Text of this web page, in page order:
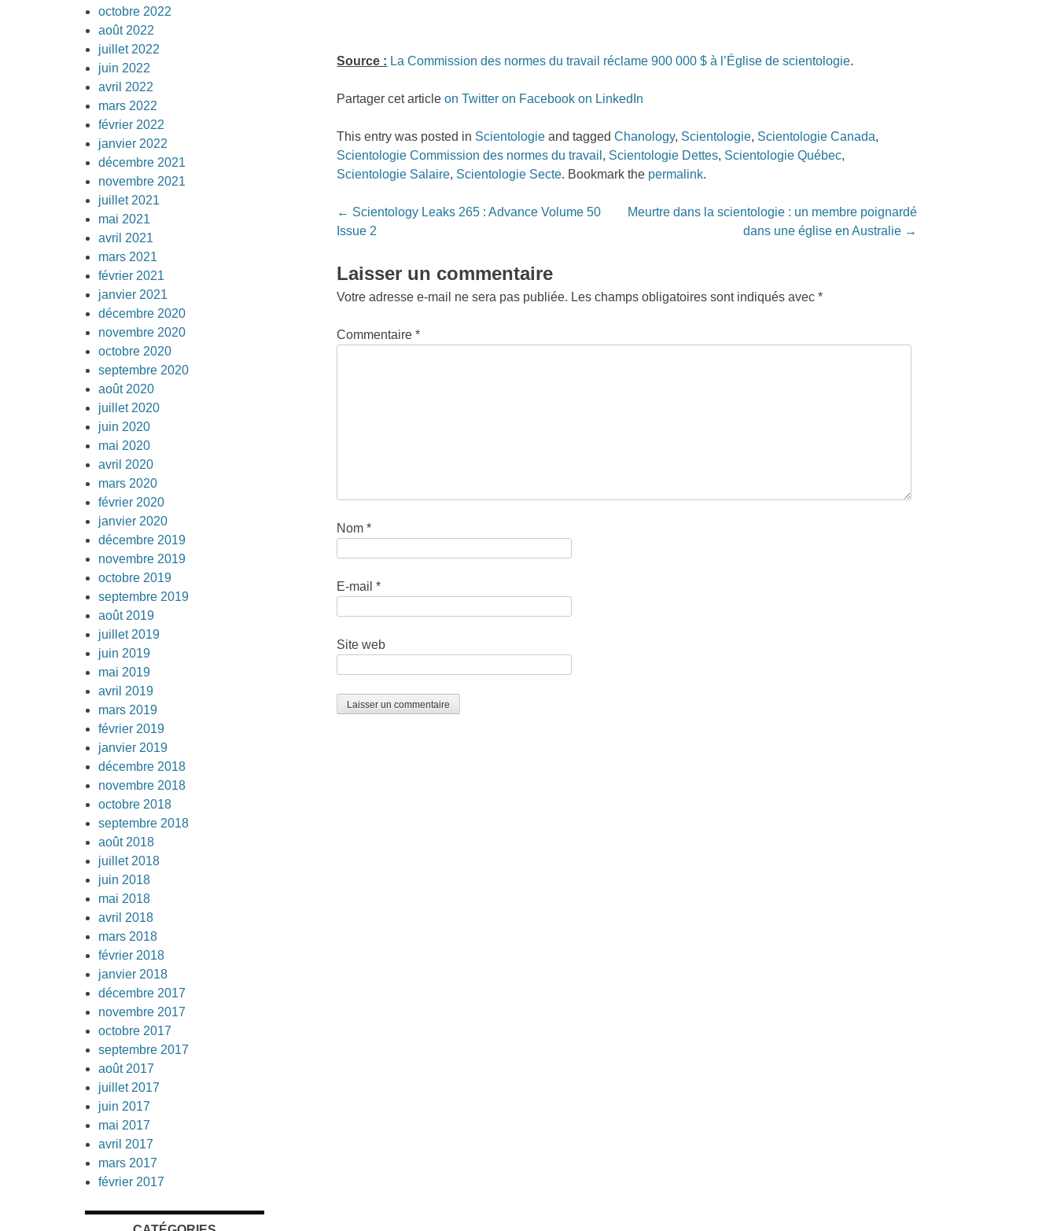
Source : La Commission des normes du travail réclame 900 000 $ à l’Église de scientologie.
Partager cet articleon Twitter on Facebook on LinkedIn
This entry was posted in Scientologie and taggedChanology, Scientologie, Scientologie Canada,
Scientologie Commission des normes du travail , Scientologie Dettes, Scientologie Québec,
Scientologie Salaire, Scientologie Secte. Bookmark the permalink.
Post
navigation
← Scientology Leaks 265 : Advance Volume 50
Issue 2
Meurtre dans la scientologie : un membre poignardé
dans une église en Australie →
Laisser un commentaire
Votre adresse e-mail ne sera pas publiée. Les champs obligatoires sont indiqués avec*
Commentaire*
Nom*
E-mail*
Site web
octobre 2022
août 2022
juillet 2022
juin 2022
avril 2022
mars 2022
février 2022
janvier 2022
décembre 2021
novembre 2021
juillet 2021
mai 2021
avril 2021
mars 2021
février 2021
janvier 2021
décembre 2020
novembre 2020
octobre 2020
septembre 2020
août 2020
juillet 2020
juin 2020
mai 2020
avril 2020
mars 2020
février 2020
janvier 2020
décembre 2019
novembre 2019
octobre 2019
septembre 2019
août 2019
juillet 2019
juin 2019
mai 2019
avril 2019
mars 2019
février 2019
janvier 2019
décembre 2018
novembre 2018
octobre 2018
septembre 2018
août 2018
juillet 2018
juin 2018
mai 2018
avril 2018
mars 2018
février 2018
janvier 2018
décembre 2017
novembre 2017
octobre 2017
septembre 2017
août 2017
juillet 2017
juin 2017
mai 2017
avril 2017
mars 2017
février 2017